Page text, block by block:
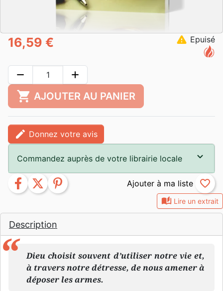
auto_stories Lire un extrait
Description
Dieu choisit souvent d’utiliser notre vie et,
à travers notre détresse, de nous amener à
déposer les armes.
16,59 € warning Epuisé
remove add
shopping_cart AJOUTER AU PANIER
edit Donnez votre avis
Commandez auprès de votre librairie locale
facebook twitter pinterest favorite_border